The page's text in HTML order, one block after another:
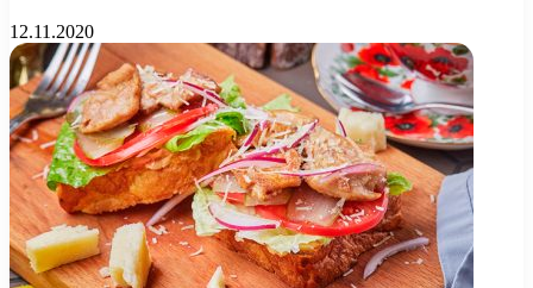
12.11.2020